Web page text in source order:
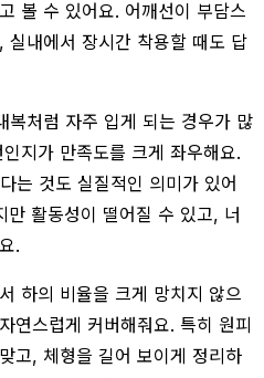
볼 수 있어요. 어깨선이 부담스
실내에서 장시간 착용할 때도 답
복처럼 자주 입게 되는 경우가 많
지가 만족도를 크게 좌우해요.
는 것도 실질적인 의미가 있어
활동성이 떨어질 수 있고, 너
.
하의 비율을 크게 망치지 않으
연스럽게 커버해줘요. 특히 원피
고, 체형을 길어 보이게 정리하